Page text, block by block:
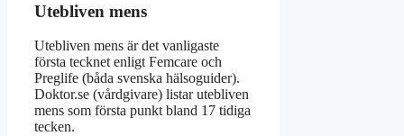
Utebliven mens
Utebliven mens är det vanligaste
första tecknet enligt Femcare och
Preglife (båda svenska hälsoguider).
Doktor.se (vårdgivare) listar utebliven
mens som första punkt bland 17 tidiga
tecken.